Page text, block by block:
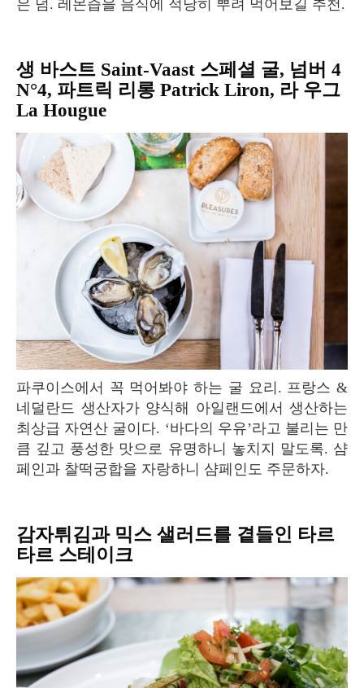
은 덤. 레몬즙을 음식에 적당히 뿌려 먹어보길 추천.
생 바스트 Saint-Vaast 스페셜 굴, 넘버 4
N°4, 파트릭 리롱 Patrick Liron, 라 우그
La Hougue
파쿠이스에서 꼭 먹어봐야 하는 굴 요리. 프랑스 &
네덜란드 생산자가 양식해 아일랜드에서 생산하는
최상급 자연산 굴이다. ‘바다의 우유’라고 불리는 만
큼 깊고 풍성한 맛으로 유명하니 놓치지 말도록. 샴
페인과 찰떡궁합을 자랑하니 샴페인도 주문하자.
감자튀김과 믹스 샐러드를 곁들인 타르
타르 스테이크